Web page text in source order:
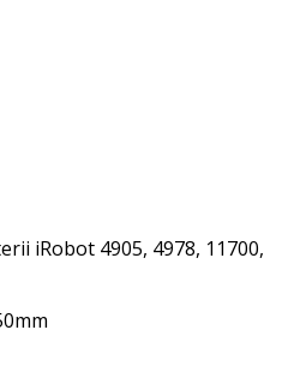
iRobot 4905, 4978, 11700,